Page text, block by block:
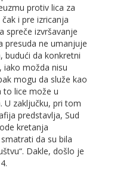
protiv lica za
i pre izricanja
spreče izvršavanje
presuda ne umanjuje
budući da konkretni
iako možda nisu
mogu da služe kao
to lice može u
U zaključku, pri tom
predstavlja, Sud
kretanja
da su bila
Dakle, došlo je